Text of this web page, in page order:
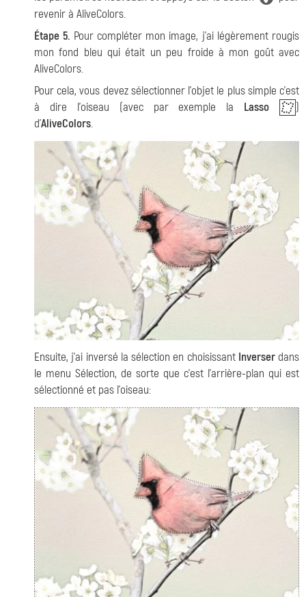
revenir à AliveColors.
Étape 5. Pour compléter mon image, j’ai légèrement rougis
mon fond bleu qui était un peu froide à mon goût avec
AliveColors.
Pour cela, vous devez sélectionner l'objet le plus simple c’est
à dire l'oiseau (avec par exemple la Lasso
)
d'AliveColors.
Ensuite, j’ai inversé la sélection en choisissant Inverserdans
le menu Sélection, de sorte que c’est l'arrière-plan qui est
sélectionné et pas l'oiseau: